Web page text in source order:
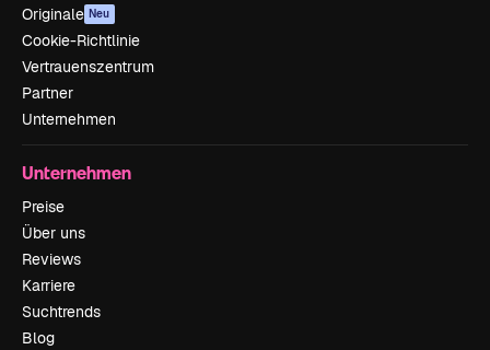
Originale Neu
Cookie-Richtlinie
Vertrauenszentrum
Partner
Unternehmen
Unternehmen
Preise
Über uns
Reviews
Karriere
Suchtrends
Blog